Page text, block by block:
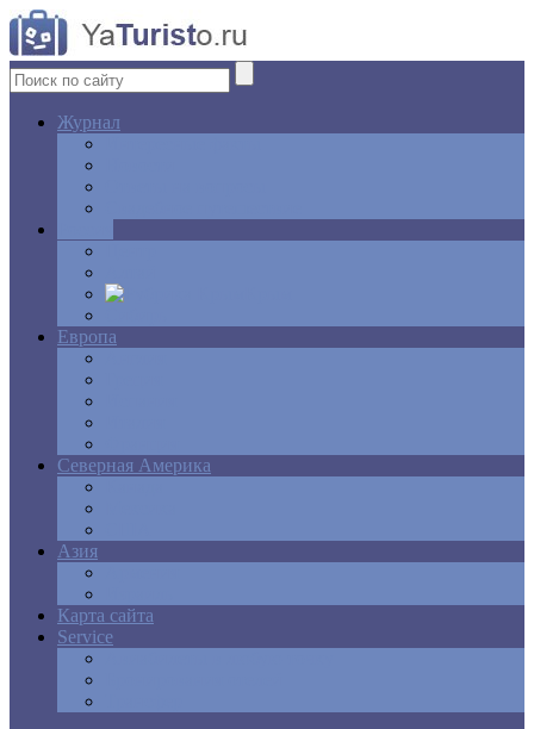
Журнал
Европа
Северная Америка
Азия
Карта сайта
Service